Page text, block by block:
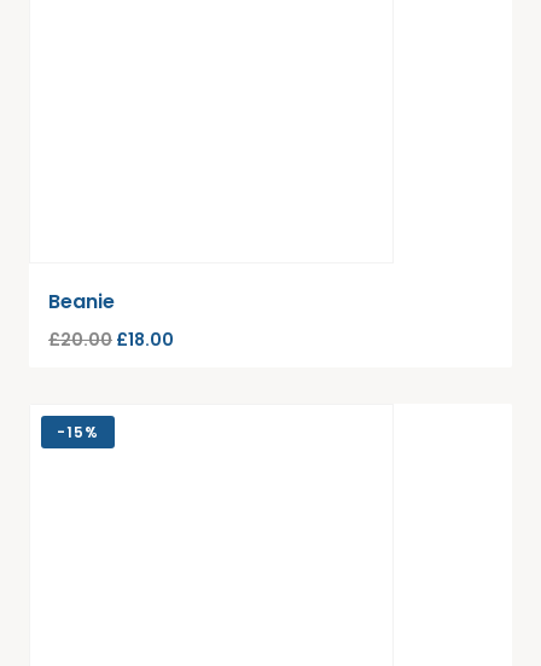
Beanie
£20.00 £18.00
-15%